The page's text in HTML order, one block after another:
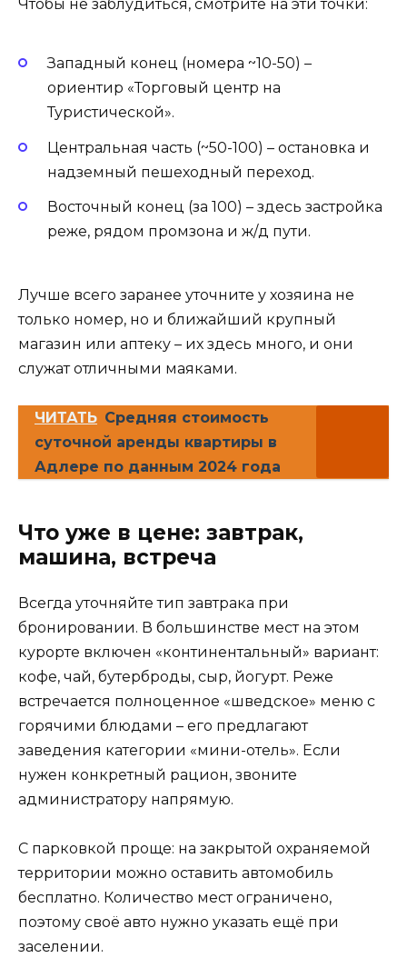
Чтобы не заблудиться, смотрите на эти точки:
Западный конец (номера ~10-50) –
ориентир «Торговый центр на
Туристической».
Центральная часть (~50-100) – остановка и
надземный пешеходный переход.
Восточный конец (за 100) – здесь застройка
реже, рядом промзона и ж/д пути.
Лучше всего заранее уточните у хозяина не
только номер, но и ближайший крупный
магазин или аптеку – их здесь много, и они
служат отличными маяками.
ЧИТАТЬ Средняя стоимость
суточной аренды квартиры в
Адлере по данным 2024 года
Что уже в цене: завтрак,
машина, встреча
Всегда уточняйте тип завтрака при
бронировании. В большинстве мест на этом
курорте включен «континентальный» вариант:
кофе, чай, бутерброды, сыр, йогурт. Реже
встречается полноценное «шведское» меню с
горячими блюдами – его предлагают
заведения категории «мини-отель». Если
нужен конкретный рацион, звоните
администратору напрямую.
С парковкой проще: на закрытой охраняемой
территории можно оставить автомобиль
бесплатно. Количество мест ограничено,
поэтому своё авто нужно указать ещё при
заселении.